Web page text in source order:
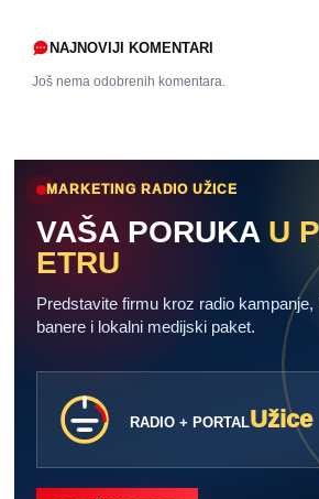
NAJNOVIJI KOMENTARI
Još nema odobrenih komentara.
MARKETING RADIO UŽICE
VAŠA PORUKA U
ETRU
Predstavite firmu kroz radio
banere i lokalni medijski paket.
RADIO + PORTALUžice